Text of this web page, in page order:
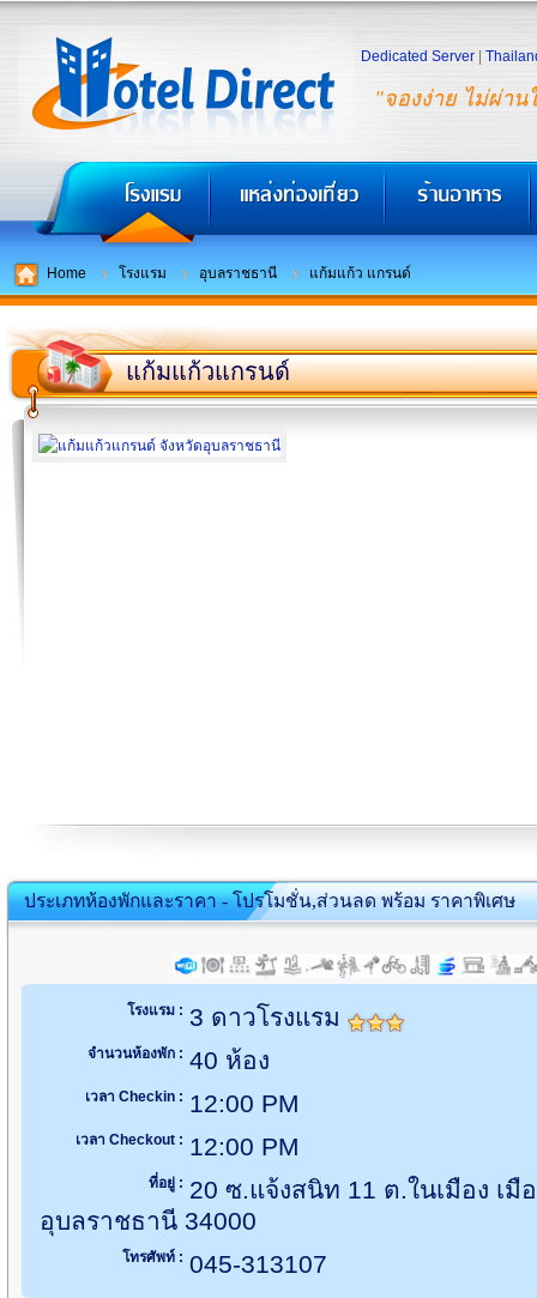
"จองง่าย ไม่ผ่าน
Dedicated Server
Home โรงแรม อุบลราชธานี แก้มแก้ว แกรนด์
แก้มแก้วแกรนด์
ประเภทห้องพักและราคา - โปรโมชั่น,ส่วนลด พร้อม ราคาพิเศษ
โรงแรม : 3 ดาวโรงแรม
จำนวนห้องพัก : 40 ห้อง
เวลา Checkin : 12:00 PM
เวลา Checkout : 12:00 PM
ที่อยู่ : 20 ซ.แจ้งสนิท 11 ต.ในเมือง เมื
อุบลราชธานี 34000
โทรศัพท์ : 045-313107